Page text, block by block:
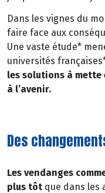
Dans les vignes du
faire face aux
Une vaste étude*
universités
les solutions à
à l’avenir.
Des
Les vendanges
plus tôt que dans les